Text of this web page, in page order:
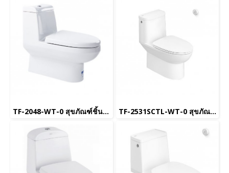
TF-2048-WT-0 สุขภัณฑ์ชิ้นเดียว ใช้น้ำ 6 L พร้อมฝารองนั่ง Soft Close รุ่น Activa TF-2531SCTL-WT-0 สุขภัณฑ์ แบบชิ้นเดียว 4.8 ลิตร รุ่น NEO MODERN